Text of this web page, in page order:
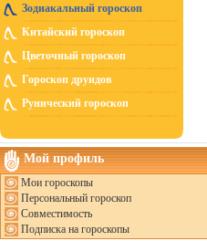
Зодиакальный гороскоп
Китайский гороскоп
Цветочный гороскоп
Гороскоп друидов
Рунический гороскоп
Мой профиль
Мои гороскопы
Персональный гороскоп
Совместимость
Подписка на гороскопы